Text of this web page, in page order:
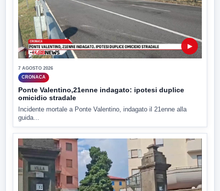
▶
7 AGOSTO 2026
CRONACA
Ponte Valentino,21enne indagato: ipotesi duplice
omicidio stradale
Incidente mortale a Ponte Valentino, indagato il 21enne alla
guida...